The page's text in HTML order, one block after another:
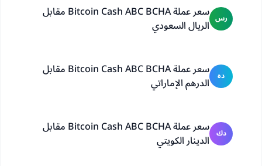
رس سعر عملة Bitcoin Cash ABC BCHA مقابل
الريال السعودي
ده سعر عملة Bitcoin Cash ABC BCHA مقابل
الدرهم الإماراتي
دك سعر عملة Bitcoin Cash ABC BCHA مقابل
الدينار الكويتي